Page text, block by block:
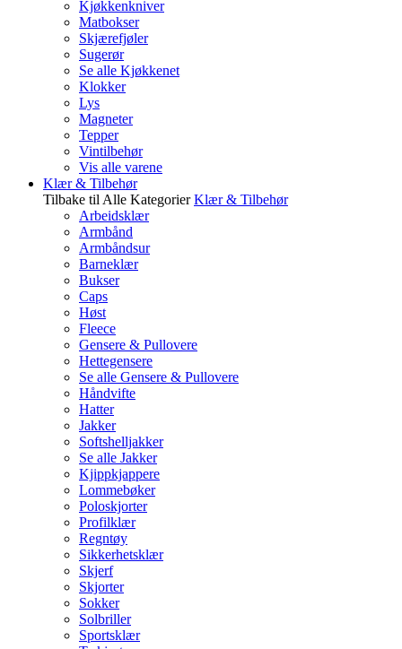
Kjøkkenkniver
Matbokser
Skjærefjøler
Sugerør
Se alle Kjøkkenet
Klokker
Lys
Magneter
Tepper
Vintilbehør
Vis alle varene
Klær & Tilbehør
Tilbake til Alle Kategorier Klær & Tilbehør
Arbeidsklær
Armbånd
Armbåndsur
Barneklær
Bukser
Caps
Høst
Fleece
Gensere & Pullovere
Hettegensere
Se alle Gensere & Pullovere
Håndvifte
Hatter
Jakker
Softshelljakker
Se alle Jakker
Kjippkjappere
Lommebøker
Poloskjorter
Profilklær
Regntøy
Sikkerhetsklær
Skjerf
Skjorter
Sokker
Solbriller
Sportsklær